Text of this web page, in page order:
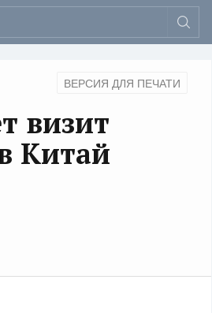
ВЕРСИЯ ДЛЯ ПЕЧАТИ
визит
Китай